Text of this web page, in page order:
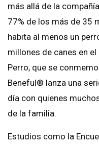
más allá de la
77% de los más de 35
habita al menos un
millones de canes en
Perro, que se
Beneful® lanza una
día con quienes
de la familia.
Estudios como la